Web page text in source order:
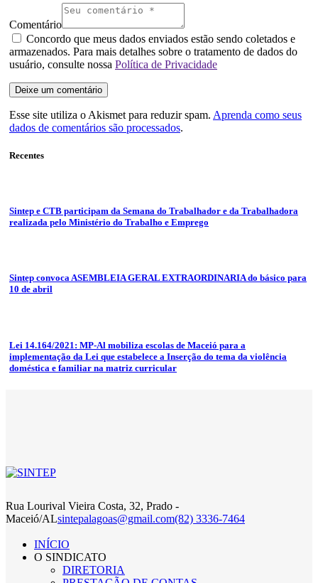
Comentário
Concordo que meus dados enviados estão sendo coletados e
armazenados. Para mais detalhes sobre o tratamento de dados do
usuário, consulte nossa Política de Privacidade
Esse site utiliza o Akismet para reduzir spam. Aprenda como seus
dados de comentários são processados.
Recentes
Sintep e CTB participam da Semana do Trabalhador e da Trabalhadora
realizada pelo Ministério do Trabalho e Emprego
Sintep convoca ASEMBLEIA GERAL EXTRAORDINARIA do básico para
10 de abril
Lei 14.164/2021: MP-Al mobiliza escolas de Maceió para a
implementação da Lei que estabelece a Inserção do tema da violência
doméstica e familiar na matriz curricular
Rua Lourival Vieira Costa, 32, Prado -
Maceió/ALsintepalagoas@gmail.com(82) 3336-7464
INÍCIO
O SINDICATO
DIRETORIA